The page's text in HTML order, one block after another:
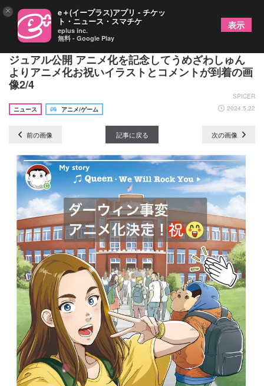
『ダーウィン事変』TVアニメ化決定＆ティザービ
ジュアル公開 アニメ化を記念してうめざわしゅん
よりアニメ化お祝いイラストとコメントが到着の画
像2/4
SPICER
ニュース
アニメ/ゲーム 2024.5.22
前の画像 記事に戻る 次の画像
× e＋(イープラス)アプリ - チケッ
ト・ニュース・スマチケ
eplus inc.
無料 - Google Play
表示